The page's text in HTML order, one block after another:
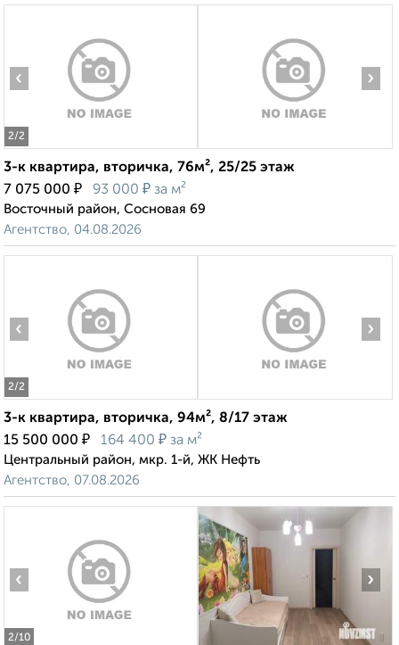
2/2
‹ ›
3-к квартира, вторичка, 76м², 25/25 этаж
7 075 000 ₽ 93 000 ₽ за м²
Восточный район, Сосновая 69
Агентство, 04.08.2026
2/2
‹ ›
3-к квартира, вторичка, 94м², 8/17 этаж
15 500 000 ₽ 164 400 ₽ за м²
Центральный район, мкр. 1-й, ЖК Нефть
Агентство, 07.08.2026
2/10
‹ ›